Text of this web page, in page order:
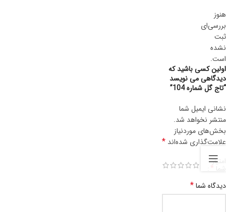
هنوز
بررسی‌ای
ثبت
نشده
است.
اولین کسی باشید که
دیدگاهی می نویسد
“تاج گل شماره 104”
نشانی ایمیل شما
منتشر نخواهد شد.
بخش‌های موردنیاز
علامت‌گذاری شده‌اند *
امتیاز
*
دیدگاه شما*